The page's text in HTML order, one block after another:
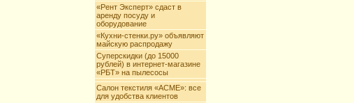
«Рент Эксперт» сдаст в
аренду посуду и
оборудование
«Кухни-стенки.ру» объявляют
майскую распродажу
Суперскидки (до 15000
рублей) в интернет-магазине
«РБТ» на пылесосы
Салон текстиля «АCME»: все
для удобства клиентов